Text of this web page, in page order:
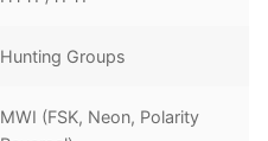
Hunting Groups
MWI (FSK, Neon, Polarity